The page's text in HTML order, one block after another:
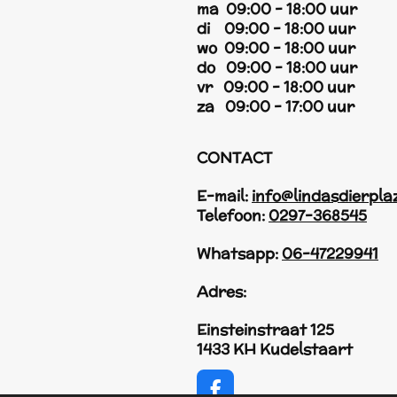
ma 09:00 - 18:00 uur
di 09:00 - 18:00 uur
wo 09:00 - 18:00 uur
do 09:00 - 18:00 uur
vr 09:00 - 18:00 uur
za 09:00 - 17:00 uur
CONTACT
E-mail:
Telefoon:0297-368545
Whatsapp:06-47229941
Adres:
Einsteinstraat 125
1433 KH Kudelstaart